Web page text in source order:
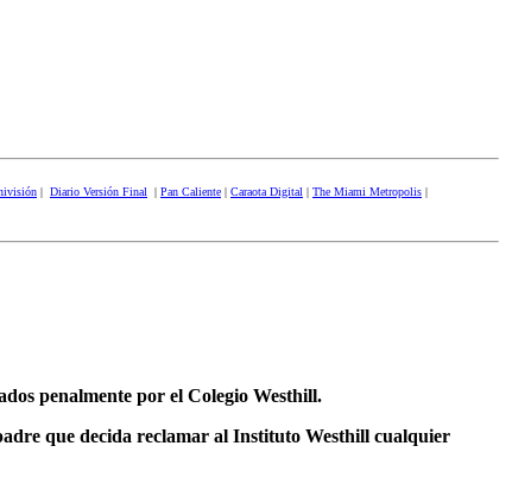
| Diario Versión Final | Pan Caliente | Caraota Digital | The Miami Metropolis |
penalmente por el Colegio Westhill.
que decida reclamar al Instituto Westhill cualquier